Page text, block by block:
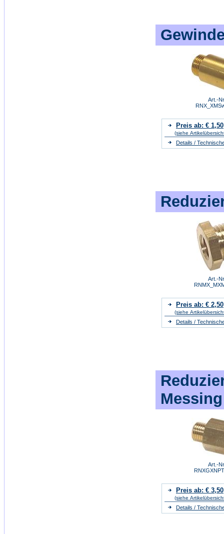
Art.-
Preis ab: € 1,50
(siehe
Details /
Art.-
Preis ab: € 2,50
(siehe
Details /
Messing
Art.-
Preis ab: € 3,50
(siehe
Details /